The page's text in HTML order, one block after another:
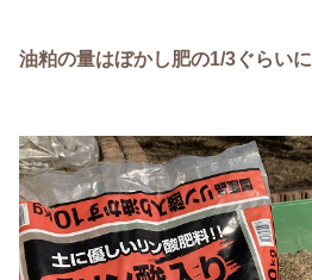
油粕の量はぼかし肥の1/3ぐらいに